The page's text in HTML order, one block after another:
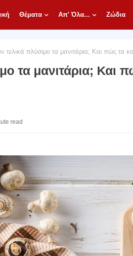
Θέματα Απ' Όλα... Ζώδια
τελικά πλύσιμο τα μανιτάρια; Και πώς τα
τα μανιτάρια; Και
read